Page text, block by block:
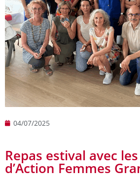
04/07/2025
Repas estival avec
d’Action Femmes